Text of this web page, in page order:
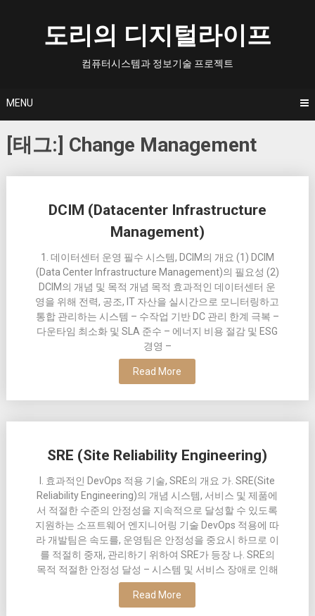
도리의 디지털라이프
컴퓨터시스템과 정보기술 프로젝트
MENU
[태그:] Change Management
DCIM (Datacenter Infrastructure
Management)
1. 데이터센터 운영 필수 시스템, DCIM의 개요 (1) DCIM
(Data Center Infrastructure Management)의 필요성 (2)
DCIM의 개념 및 목적 개념 목적 효과적인 데이터센터 운
영을 위해 전력, 공조, IT 자산을 실시간으로 모니터링하고
통합 관리하는 시스템 – 수작업 기반 DC 관리 한계 극복 –
다운타임 최소화 및 SLA 준수 – 에너지 비용 절감 및 ESG
경영 –
Read More
SRE (Site Reliability Engineering)
I. 효과적인 DevOps 적용 기술, SRE의 개요 가. SRE(Site
Reliability Engineering)의 개념 시스템, 서비스 및 제품에
서 적절한 수준의 안정성을 지속적으로 달성할 수 있도록
지원하는 소프트웨어 엔지니어링 기술 DevOps 적용에 따
라 개발팀은 속도를, 운영팀은 안정성을 중요시 하므로 이
를 적절히 중재, 관리하기 위하여 SRE가 등장 나. SRE의
목적 적절한 안정성 달성 – 시스템 및 서비스 장애로 인해
Read More
navigation